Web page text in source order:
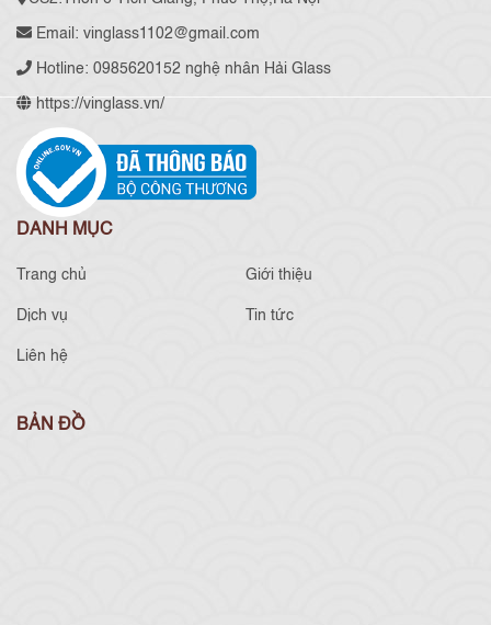
Email: vinglass1102@gmail.com
Hotline: 0985620152 nghệ nhân Hải Glass
https://vinglass.vn/
DANH MỤC
Trang chủ Giới thiệu
Dịch vụ Tin tức
Liên hệ
BẢN ĐỒ